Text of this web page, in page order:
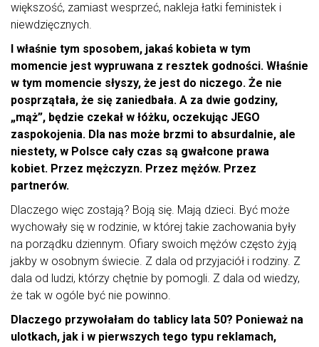
większość, zamiast wesprzeć, nakleja łatki feministek i
niewdzięcznych.
I właśnie tym sposobem, jakaś kobieta w tym
momencie jest wypruwana z resztek godności. Właśnie
w tym momencie słyszy, że jest do niczego. Że nie
posprzątała, że się zaniedbała. A za dwie godziny,
„mąż”, będzie czekał w łóżku, oczekując JEGO
zaspokojenia. Dla nas może brzmi to absurdalnie, ale
niestety, w Polsce cały czas są gwałcone prawa
kobiet. Przez mężczyzn. Przez mężów. Przez
partnerów.
Dlaczego więc zostają? Boją się. Mają dzieci. Być może
wychowały się w rodzinie, w której takie zachowania były
na porządku dziennym. Ofiary swoich mężów często żyją
jakby w osobnym świecie. Z dala od przyjaciół i rodziny. Z
dala od ludzi, którzy chętnie by pomogli. Z dala od wiedzy,
że tak w ogóle być nie powinno.
Dlaczego przywołałam do tablicy lata 50? Ponieważ na
ulotkach, jak i w pierwszych tego typu reklamach,